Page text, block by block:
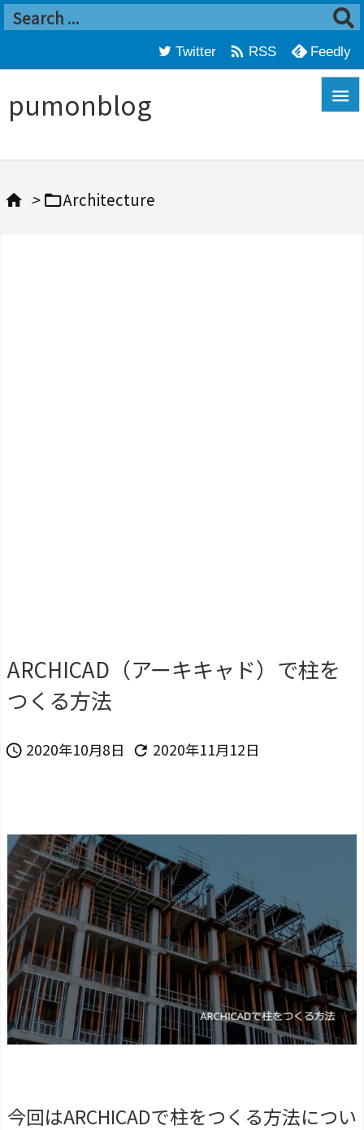
pumonblog 
メニ
Twitter  RSS Feedly
 > Architecture
ARCHICAD（アーキキャド）で柱を
つくる方法
 2020年10月8日  2020年11月12日
今回はARCHICADで柱をつくる方法につい